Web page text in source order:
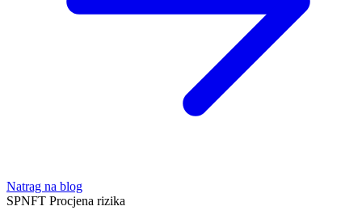
Natrag na blog
SPNFT Procjena rizika